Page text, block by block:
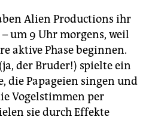
Alien Productions ihr
um 9 Uhr morgens, weil
aktive Phase beginnen.
der Bruder!) spielte ein
die Papageien singen und
Vogelstimmen per
sie durch Effekte